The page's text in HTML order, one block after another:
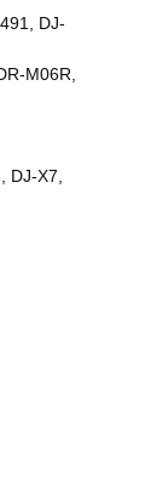
DJ-
M06R,
DJ-X7,